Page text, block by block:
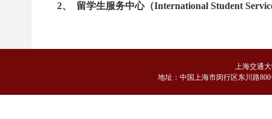
2、
留学生服务中心（International Student
上海交通
地址：中国上海市闵行区东川路